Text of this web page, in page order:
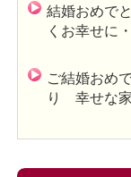
結婚おめで
くお幸せに
ご結婚おめ
り 幸せな